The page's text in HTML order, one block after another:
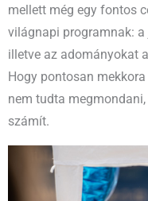
mellett még egy fontos
világnapi programnak:
illetve az adományokat
Hogy pontosan
nem tudta
számít.